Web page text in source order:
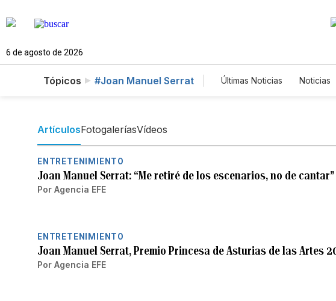
6 de agosto de 2026
Tópicos #Joan Manuel Serrat Últimas Noticias Noticias
ArtículosFotogaleríasVídeos
ENTRETENIMIENTO
Joan Manuel Serrat: “Me retiré de los escenarios, no de cantar”
Por Agencia EFE
ENTRETENIMIENTO
Joan Manuel Serrat, Premio Princesa de Asturias de las Artes
Por Agencia EFE